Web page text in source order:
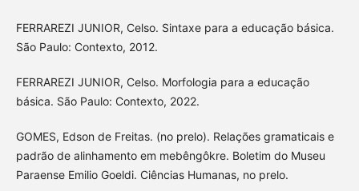
FERRAREZI JUNIOR, Celso. Sintaxe para a educação básica.
São Paulo: Contexto, 2012.
FERRAREZI JUNIOR, Celso. Morfologia para a educação
básica. São Paulo: Contexto, 2022.
GOMES, Edson de Freitas. (no prelo). Relações gramaticais e
padrão de alinhamento em mebêngôkre. Boletim do Museu
Paraense Emilio Goeldi. Ciências Humanas, no prelo.